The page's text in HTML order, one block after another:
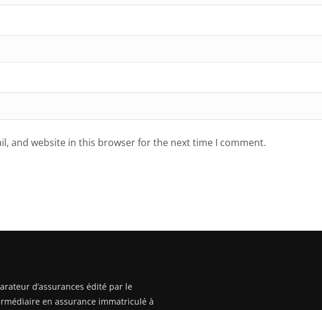
and website in this browser for the next time I comment.
d’assurances édité par le
en assurance immatriculé à